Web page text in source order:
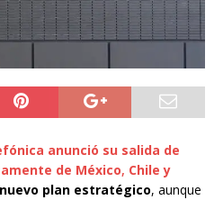
anunció su salida de
de México, Chile y
plan estratégico, aunque